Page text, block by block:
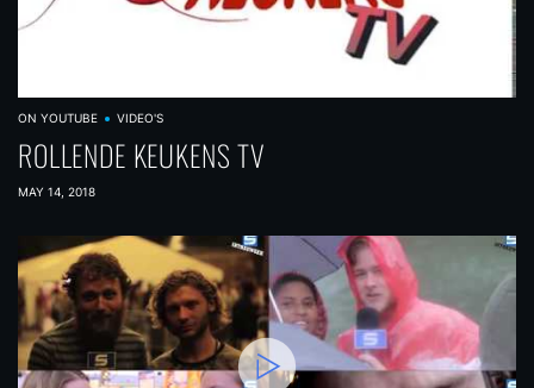
ON YOUTUBE VIDEO'S
ROLLENDE KEUKENS TV
MAY 14, 2018